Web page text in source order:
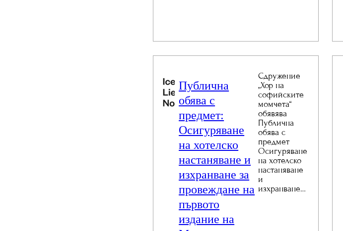
Публична
обява с
предмет:
Осигуряване
на хотелско
настаняване и
изхранване за
провеждане на
първото
издание на
Сдружение
„Хор на
софийските
момчета“
обявява
Публична
обява с
предмет
Осигуряване
на хотелско
настаняване
и
изхранване…